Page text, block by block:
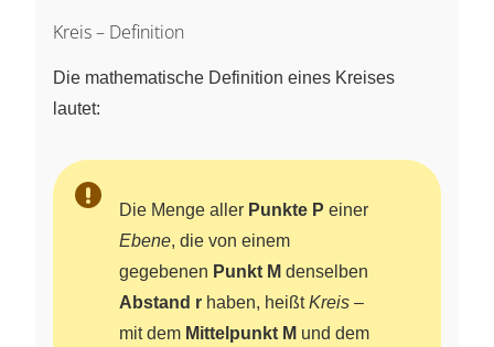
Kreis – Definition
Die mathematische Definition eines Kreises
lautet:
Die Menge aller Punkte P einer
Ebene, die von einem
gegebenen Punkt M denselben
Abstand r haben, heißtKreis –
mit dem Mittelpunkt M und dem